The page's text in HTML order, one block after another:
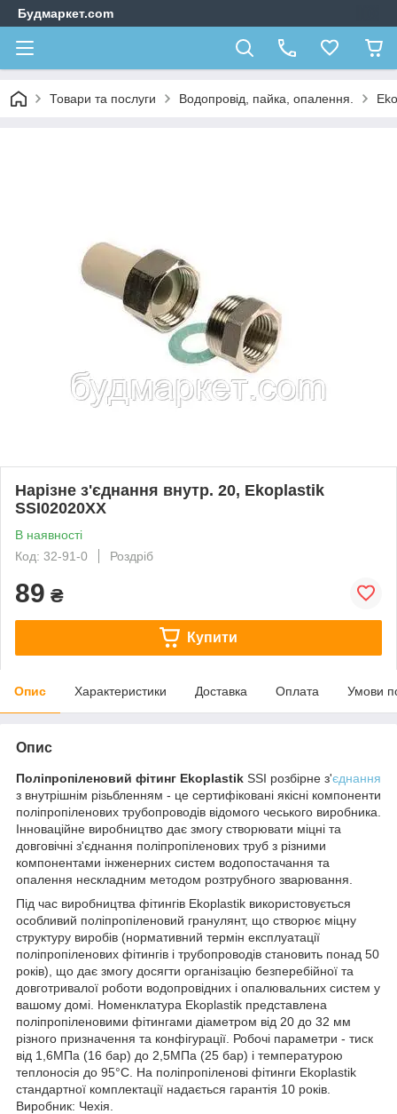
Будмаркет.com
Товари та послуги Водопровід, пайка, опалення.
Нарізне з'єднання внутр. 20, Ekoplastik
SSI02020XX
В наявності
Код: 32-91-0
Роздріб
89 ₴
Купити
Опис Характеристики Доставка Оплата Умови
Опис
Поліпропіленовий фітинг Ekoplastik SSI розбірне з'єднання
з внутрішнім різьбленням - це сертифіковані якісні компоненти
поліпропіленових трубопроводів відомого чеського виробника.
Інноваційне виробництво дає змогу створювати міцні та
довговічні з'єднання поліпропіленових труб з різними
компонентами інженерних систем водопостачання та
опалення нескладним методом розтрубного зварювання.
Під час виробництва фітингів Ekoplastik використовується
особливий поліпропіленовий гранулянт, що створює міцну
структуру виробів (нормативний термін експлуатації
поліпропіленових фітингів і трубопроводів становить понад 50
років), що дає змогу досягти організацію безперебійної та
довготривалої роботи водопровідних і опалювальних систем у
вашому домі. Номенклатура Ekoplastik представлена
поліпропіленовими фітингами діаметром від 20 до 32 мм
різного призначення та конфігурації. Робочі параметри - тиск
від 1,6МПа (16 бар) до 2,5МПа (25 бар) і температурою
теплоносія до 95°С. На поліпропіленові фітинги Ekoplastik
стандартної комплектації надається гарантія 10 років.
Виробник: Чехія.